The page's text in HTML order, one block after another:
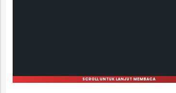
SCROLL UNTUK LANJUT MEMBACA